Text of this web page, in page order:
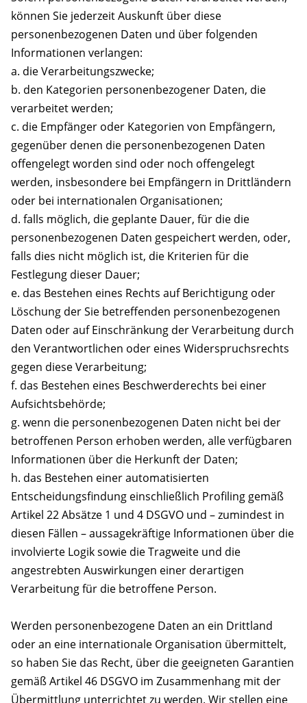
können Sie jederzeit Auskunft über diese
personenbezogenen Daten und über folgenden
Informationen verlangen:
a. die Verarbeitungszwecke;
b. den Kategorien personenbezogener Daten, die
verarbeitet werden;
c. die Empfänger oder Kategorien von Empfängern,
gegenüber denen die personenbezogenen Daten
offengelegt worden sind oder noch offengelegt
werden, insbesondere bei Empfängern in Drittländern
oder bei internationalen Organisationen;
d. falls möglich, die geplante Dauer, für die die
personenbezogenen Daten gespeichert werden, oder,
falls dies nicht möglich ist, die Kriterien für die
Festlegung dieser Dauer;
e. das Bestehen eines Rechts auf Berichtigung oder
Löschung der Sie betreffenden personenbezogenen
Daten oder auf Einschränkung der Verarbeitung durch
den Verantwortlichen oder eines Widerspruchsrechts
gegen diese Verarbeitung;
f. das Bestehen eines Beschwerderechts bei einer
Aufsichtsbehörde;
g. wenn die personenbezogenen Daten nicht bei der
betroffenen Person erhoben werden, alle verfügbaren
Informationen über die Herkunft der Daten;
h. das Bestehen einer automatisierten
Entscheidungsfindung einschließlich Profiling gemäß
Artikel 22 Absätze 1 und 4 DSGVO und – zumindest in
diesen Fällen – aussagekräftige Informationen über die
involvierte Logik sowie die Tragweite und die
angestrebten Auswirkungen einer derartigen
Verarbeitung für die betroffene Person.
Werden personenbezogene Daten an ein Drittland
oder an eine internationale Organisation übermittelt,
so haben Sie das Recht, über die geeigneten Garantien
gemäß Artikel 46 DSGVO im Zusammenhang mit der
Übermittlung unterrichtet zu werden. Wir stellen eine